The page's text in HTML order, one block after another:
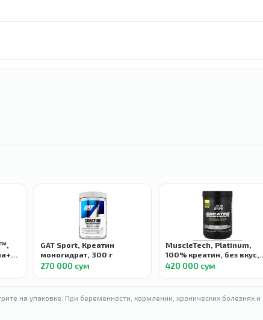
с
GAT Sport, Креатин
моногидрат, 300 г
270 000 сум
MuscleTech, Platinum,
100% креатин, без вкус,
400 г
420 000 сум
на упаковке. При беременности, кормлении, хронических болезнях и